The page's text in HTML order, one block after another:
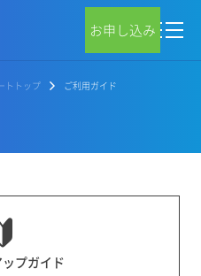
お申し込み
トトップ ご利用ガイド
プガイド